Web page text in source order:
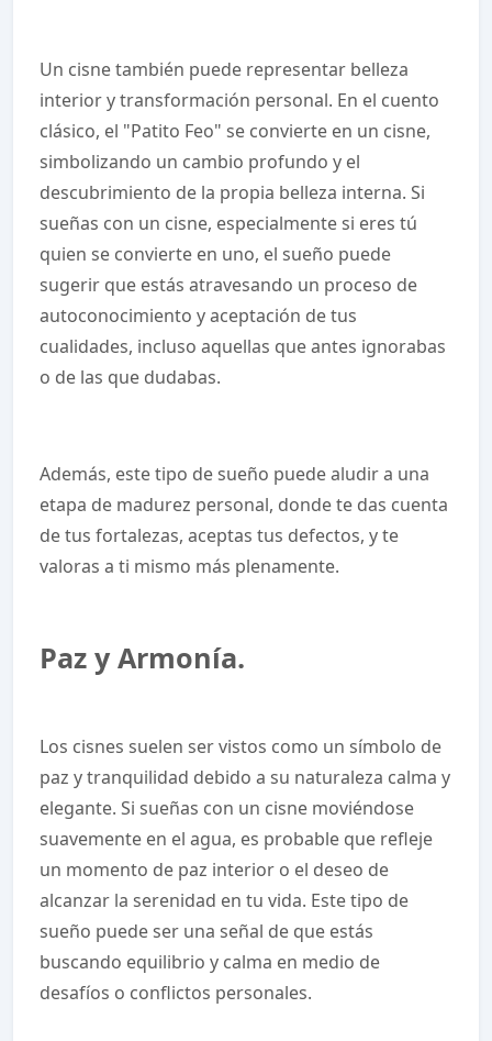
Un cisne también puede representar belleza
interior y transformación personal. En el cuento
clásico, el "Patito Feo" se convierte en un cisne,
simbolizando un cambio profundo y el
descubrimiento de la propia belleza interna. Si
sueñas con un cisne, especialmente si eres tú
quien se convierte en uno, el sueño puede
sugerir que estás atravesando un proceso de
autoconocimiento y aceptación de tus
cualidades, incluso aquellas que antes ignorabas
o de las que dudabas.
Además, este tipo de sueño puede aludir a una
etapa de madurez personal, donde te das cuenta
de tus fortalezas, aceptas tus defectos, y te
valoras a ti mismo más plenamente.
Paz y Armonía.
Los cisnes suelen ser vistos como un símbolo de
paz y tranquilidad debido a su naturaleza calma y
elegante. Si sueñas con un cisne moviéndose
suavemente en el agua, es probable que refleje
un momento de paz interior o el deseo de
alcanzar la serenidad en tu vida. Este tipo de
sueño puede ser una señal de que estás
buscando equilibrio y calma en medio de
desafíos o conflictos personales.